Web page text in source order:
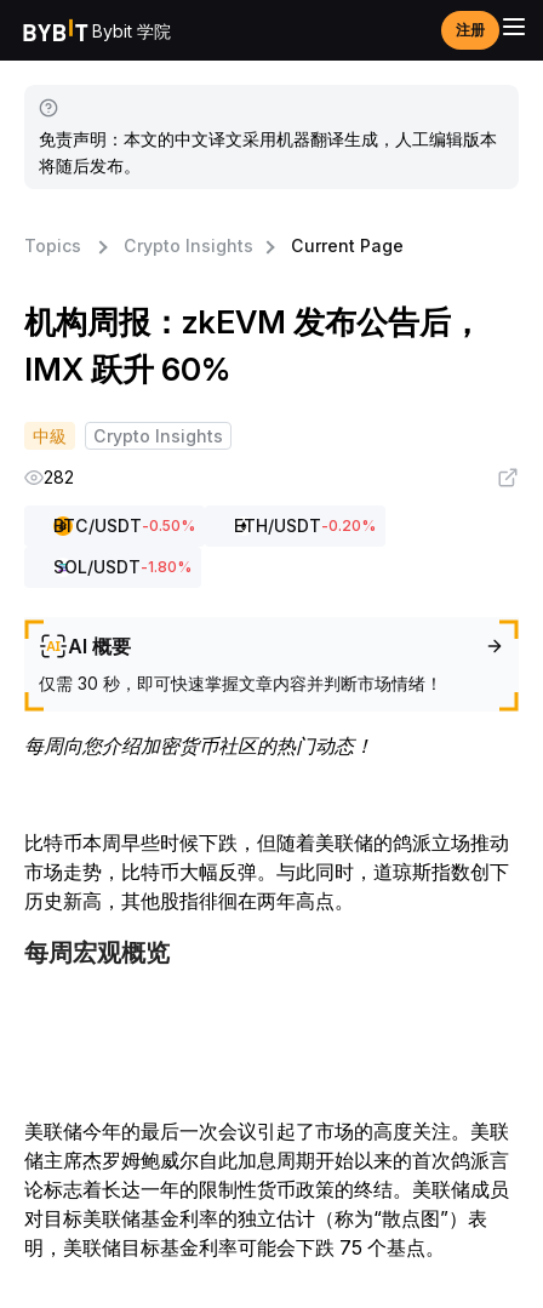
Bybit 学院 注册
免责声明：本文的中文译文采用机器翻译生成，人工编辑版本
将随后发布。
Topics Crypto Insights Current Page
机构周报：zkEVM 发布公告后，
IMX 跃升 60%
中級
Crypto Insights
282
BTC/USDT-0.50% ETH/USDT-0.20%
SOL/USDT-1.80%
AI 概要
仅需 30 秒，即可快速掌握文章内容并判断市场情绪！
每周向您介绍加密货币社区的热门动态！
比特币本周早些时候下跌，但随着美联储的鸽派立场推动
市场走势，比特币大幅反弹。与此同时，道琼斯指数创下
历史新高，其他股指徘徊在两年高点。
每周宏观概览
美联储今年的最后一次会议引起了市场的高度关注。美联
储主席杰罗姆鲍威尔自此加息周期开始以来的首次鸽派言
论标志着长达一年的限制性货币政策的终结。美联储成员
对目标美联储基金利率的独立估计（称为“散点图”）表
明，美联储目标基金利率可能会下跌 75 个基点。